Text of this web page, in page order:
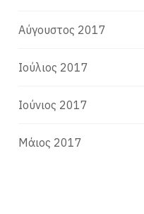
Αύγουστος 2017
Ιούλιος 2017
Ιούνιος 2017
Μάιος 2017